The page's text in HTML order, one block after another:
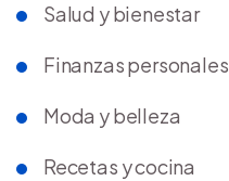
Salud y bienestar
Finanzas personales
Moda y belleza
Recetas y cocina